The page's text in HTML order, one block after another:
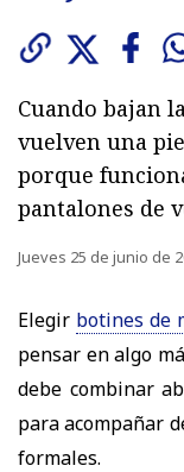
Cuando bajan
vuelven una
porque
pantalones de
Jueves 25 de junio de
Elegir botines de
pensar en algo
debe combinar
para acompañar
formales.